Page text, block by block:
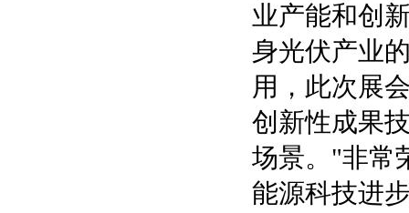
业产能和创
身光伏产业
用，此次展
创新性成果
场景。"非常
能源科技进